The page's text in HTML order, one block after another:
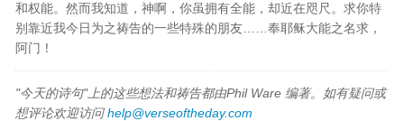
和权能。然而我知道，神啊，你虽拥有全能，却近在咫尺。求你特
别靠近我今日为之祷告的一些特殊的朋友……奉耶稣大能之名求，
阿门！
"今天的诗句"上的这些想法和祷告都由Phil Ware 编著。如有疑问或
想评论欢迎访问help@verseoftheday.com